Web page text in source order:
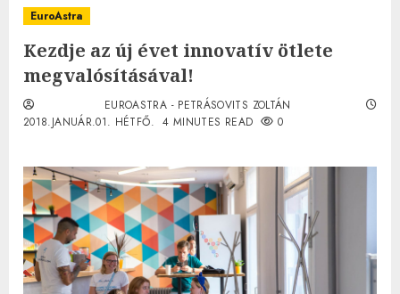
EuroAstra
Kezdje az új évet innovatív ötlete
megvalósításával!
EUROASTRA - PETRÁSOVITS ZOLTÁN
2018.JANUÁR.01. HÉTFŐ. 4 MINUTES READ 0